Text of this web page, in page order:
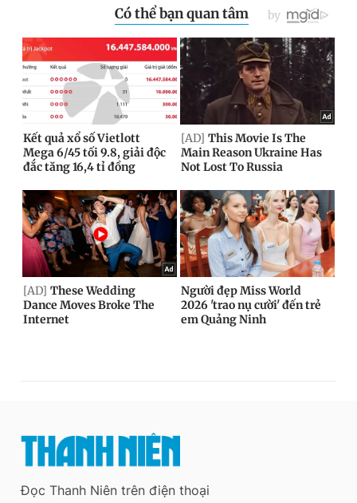
Đọc Thanh Niên trên điện thoại